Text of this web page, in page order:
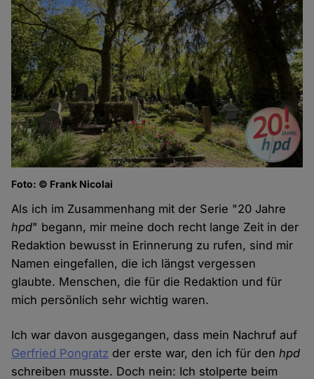
Foto: © Frank Nicolai
Als ich im Zusammenhang mit der Serie "20 Jahre
hpd" begann, mir meine doch recht lange Zeit in der
Redaktion bewusst in Erinnerung zu rufen, sind mir
Namen eingefallen, die ich längst vergessen
glaubte. Menschen, die für die Redaktion und für
mich persönlich sehr wichtig waren.
Ich war davon ausgegangen, dass mein Nachruf auf
Gerfried Pongratz der erste war, den ich für denhpd
schreiben musste. Doch nein: Ich stolperte beim